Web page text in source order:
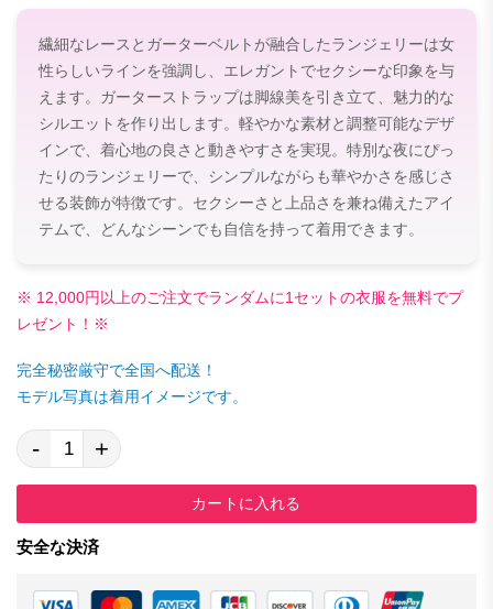
繊細なレースとガーターベルトが融合したランジェリーは女
性らしいラインを強調し、エレガントでセクシーな印象を与
えます。ガーターストラップは脚線美を引き立て、魅力的な
シルエットを作り出します。軽やかな素材と調整可能なデザ
インで、着心地の良さと動きやすさを実現。特別な夜にぴっ
たりのランジェリーで、シンプルながらも華やかさを感じさ
せる装飾が特徴です。セクシーさと上品さを兼ね備えたアイ
テムで、どんなシーンでも自信を持って着用できます。
※ 12,000円以上のご注文でランダムに1セットの衣服を無料でプ
レゼント！※
完全秘密厳守で全国へ配送！
モデル写真は着用イメージです。
- +
カートに入れる
安全な決済